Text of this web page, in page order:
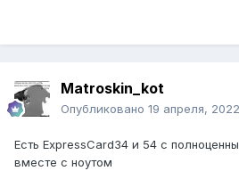
Matroskin_kot
Опубликовано 19 апреля, 2022
Есть ExpressCard34 и 54 с
вместе с ноутом